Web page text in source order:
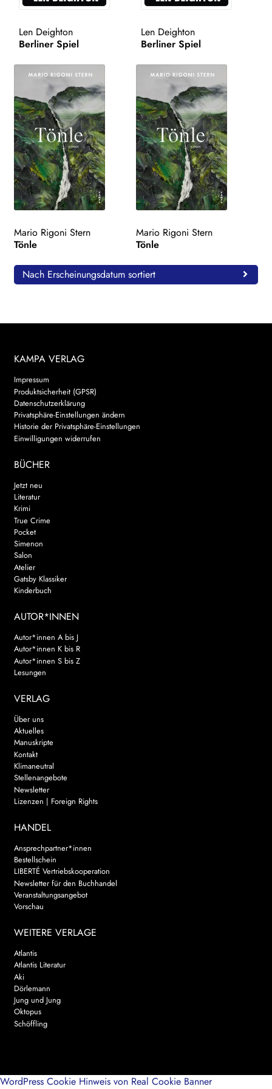
Search:
Len Deighton
Berliner Spiel
Len Deighton
Berliner Spiel
Mario Rigoni Stern
Tönle
Mario Rigoni Stern
Tönle
Nach Erscheinungsdatum sortiert
KAMPA VERLAG
Impressum
Produktsicherheit (GPSR)
Datenschutzerklärung
Privatsphäre-Einstellungen ändern
Historie der Privatsphäre-Einstellungen
Einwilligungen widerrufen
BÜCHER
Jetzt neu
Literatur
Krimi
True Crime
Pocket
Simenon
Salon
Atelier
Gatsby Klassiker
Kinderbuch
AUTOR*INNEN
Autor*innen A bis J
Autor*innen K bis R
Autor*innen S bis Z
Lesungen
VERLAG
Über uns
Aktuelles
Manuskripte
Kontakt
Klimaneutral
Stellenangebote
Newsletter
Lizenzen | Foreign Rights
HANDEL
Ansprechpartner*innen
Bestellschein
LIBERTÉ Vertriebskooperation
Newsletter für den Buchhandel
Veranstaltungsangebot
Vorschau
WEITERE VERLAGE
Atlantis
Atlantis Literatur
Aki
Dörlemann
Jung und Jung
Oktopus
Schöffling
WordPress Cookie Hinweis von Real Cookie Banner